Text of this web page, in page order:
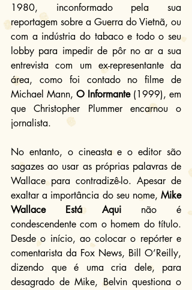
1980, inconformado pela sua
reportagem sobre a Guerra do Vietnã, ou
com a indústria do tabaco e todo o seu
lobby para impedir de pôr no ar a sua
entrevista com um ex-representante da
área, como foi contado no filme de
Michael Mann, O Informante (1999), em
que Christopher Plummer encarnou o
jornalista.
No entanto, o cineasta e o editor são
sagazes ao usar as próprias palavras de
Wallace para contradizê-lo. Apesar de
exaltar a importância do seu nome, Mike
Wallace Está Aqui não é
condescendente com o homem do título.
Desde o início, ao colocar o repórter e
comentarista da Fox News, Bill O’Reilly,
dizendo que é uma cria dele, para
desagrado de Mike, Belvin questiona o